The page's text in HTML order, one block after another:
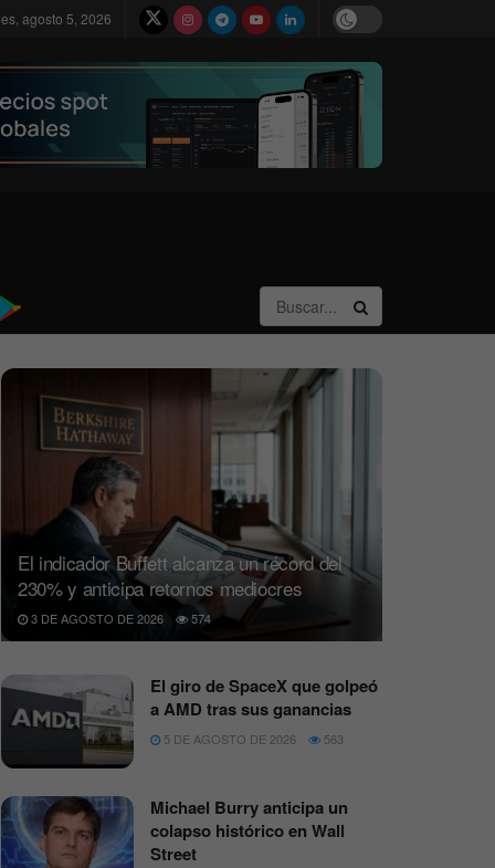
agosto 5, 2026
El indicador Buffett alcanza un récord del
230% y anticipa retornos mediocres
3 DE AGOSTO DE 2026 574
El giro de SpaceX que golpeó
a AMD tras sus ganancias
5 DE AGOSTO DE 2026 563
Michael Burry anticipa un
colapso histórico en Wall
Street